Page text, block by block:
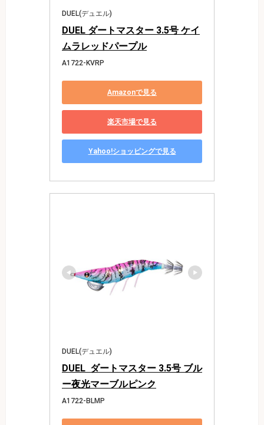
DUEL(デュエル)
DUEL ダートマスター 3.5号 ケイ
ムラレッドパープル
A1722-KVRP
Amazonで見る
楽天市場で見る
Yahoo!ショッピングで見る
DUEL(デュエル)
DUEL  ダートマスター 3.5号 ブル
ー夜光マーブルピンク
A1722-BLMP